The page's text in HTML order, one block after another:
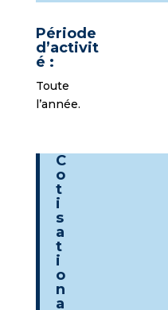
Période
d’activit
é :
Toute
l’année.
C
o
t
i
s
a
t
i
o
n
a